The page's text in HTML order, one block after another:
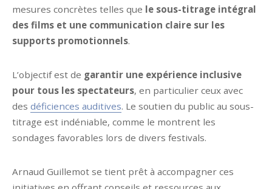
mesures concrètes telles que le sous-titrage intégral
des films et une communication claire sur les
supports promotionnels.
L’objectif est de garantir une expérience inclusive
pour tous les spectateurs, en particulier ceux avec
des déficiences auditives. Le soutien du public au sous-
titrage est indéniable, comme le montrent les
sondages favorables lors de divers festivals.
Arnaud Guillemot se tient prêt à accompagner ces